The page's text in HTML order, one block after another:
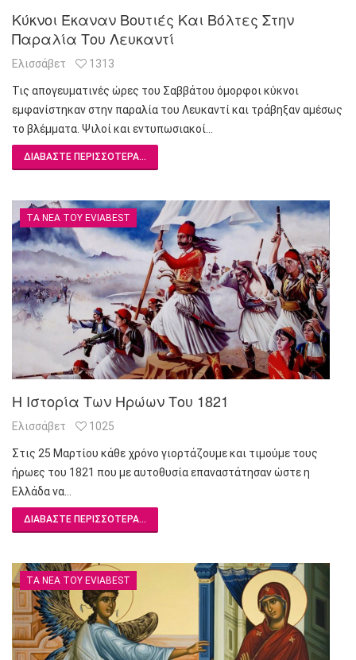
Κύκνοι Έκαναν Βουτιές Και Βόλτες Στην
Παραλία Του Λευκαντί
Ελισσάβετ 1313
Τις απογευματινές ώρες του Σαββάτου όμορφοι κύκνοι
εμφανίστηκαν στην παραλία του Λευκαντί και τράβηξαν αμέσως
το βλέμματα. Ψιλοί και εντυπωσιακοί…
ΔΙΑΒΆΣΤΕ ΠΕΡΙΣΣΌΤΕΡΑ...
ΤΑ ΝΈΑ ΤΟΥ EVIABEST
Η Ιστορία Των Ηρώων Του 1821
Ελισσάβετ 1025
Στις 25 Μαρτίου κάθε χρόνο γιορτάζουμε και τιμούμε τους
ήρωες του 1821 που με αυτοθυσία επαναστάτησαν ώστε η
Ελλάδα να…
ΔΙΑΒΆΣΤΕ ΠΕΡΙΣΣΌΤΕΡΑ...
ΤΑ ΝΈΑ ΤΟΥ EVIABEST